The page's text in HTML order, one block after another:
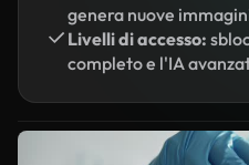
genera nuove
Livelli di accesso:
completo e l'IA